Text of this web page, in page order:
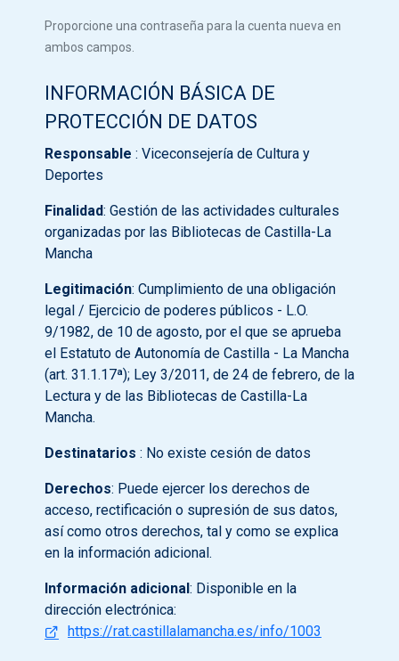
Proporcione una contraseña para la cuenta nueva en
ambos campos.
INFORMACIÓN BÁSICA DE
PROTECCIÓN DE DATOS
Responsable : Viceconsejería de Cultura y
Deportes
Finalidad: Gestión de las actividades culturales
organizadas por las Bibliotecas de Castilla-La
Mancha
Legitimación: Cumplimiento de una obligación
legal / Ejercicio de poderes públicos - L.O.
9/1982, de 10 de agosto, por el que se aprueba
el Estatuto de Autonomía de Castilla - La Mancha
(art. 31.1.17ª); Ley 3/2011, de 24 de febrero, de la
Lectura y de las Bibliotecas de Castilla-La
Mancha.
Destinatarios : No existe cesión de datos
Derechos: Puede ejercer los derechos de
acceso, rectificación o supresión de sus datos,
así como otros derechos, tal y como se explica
en la información adicional.
Información adicional : Disponible en la
dirección electrónica:
https://rat.castillalamancha.es/info/1003